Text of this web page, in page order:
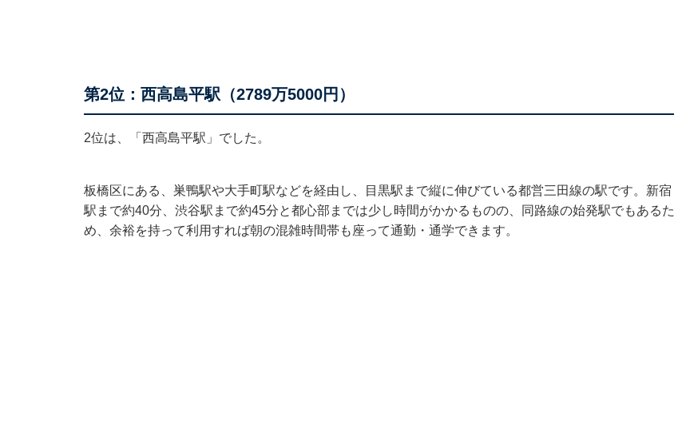
第2位：西高島平駅（2789万5000円）
2位は、「西高島平駅」でした。
板橋区にある、巣鴨駅や大手町駅などを経由し、目黒駅まで縦に伸びている都営三田線の駅です。新宿
駅まで約40分、渋谷駅まで約45分と都心部までは少し時間がかかるものの、同路線の始発駅でもあるた
め、余裕を持って利用すれば朝の混雑時間帯も座って通勤・通学できます。